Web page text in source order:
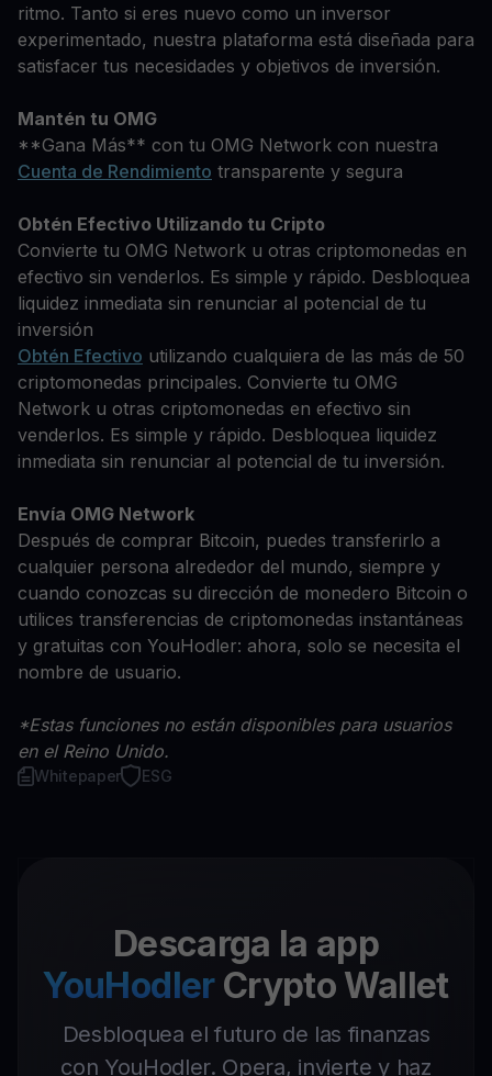
ritmo. Tanto si eres nuevo como un inversor
experimentado, nuestra plataforma está diseñada para
satisfacer tus necesidades y objetivos de inversión.
Mantén tu OMG
**Gana Más** con tu OMG Network con nuestra
Cuenta de Rendimiento transparente y segura
Obtén Efectivo Utilizando tu Cripto
Convierte tu OMG Network u otras criptomonedas en
efectivo sin venderlos. Es simple y rápido. Desbloquea
liquidez inmediata sin renunciar al potencial de tu
inversión
Obtén Efectivo utilizando cualquiera de las más de 50
criptomonedas principales. Convierte tu OMG
Network u otras criptomonedas en efectivo sin
venderlos. Es simple y rápido. Desbloquea liquidez
inmediata sin renunciar al potencial de tu inversión.
Envía OMG Network
Después de comprar Bitcoin, puedes transferirlo a
cualquier persona alrededor del mundo, siempre y
cuando conozcas su dirección de monedero Bitcoin o
utilices transferencias de criptomonedas instantáneas
y gratuitas con YouHodler: ahora, solo se necesita el
nombre de usuario.
*Estas funciones no están disponibles para usuarios
en el Reino Unido.
Whitepaper ESG
Descarga la app
YouHodler Crypto Wallet
Desbloquea el futuro de las finanzas
con YouHodler. Opera, invierte y haz